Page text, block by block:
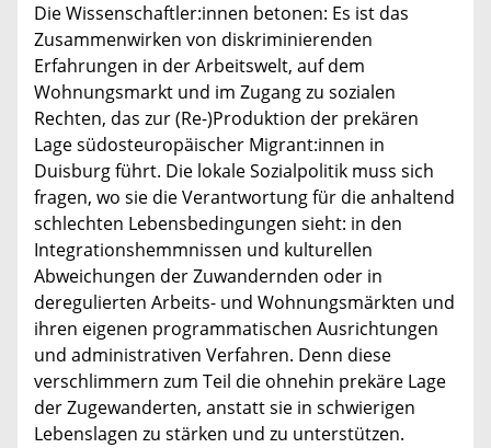
Die Wissenschaftler:innen betonen: Es ist das
Zusammenwirken von diskriminierenden
Erfahrungen in der Arbeitswelt, auf dem
Wohnungsmarkt und im Zugang zu sozialen
Rechten, das zur (Re-)Produktion der prekären
Lage südosteuropäischer Migrant:innen in
Duisburg führt. Die lokale Sozialpolitik muss sich
fragen, wo sie die Verantwortung für die anhaltend
schlechten Lebensbedingungen sieht: in den
Integrationshemmnissen und kulturellen
Abweichungen der Zuwandernden oder in
deregulierten Arbeits- und Wohnungsmärkten und
ihren eigenen programmatischen Ausrichtungen
und administrativen Verfahren. Denn diese
verschlimmern zum Teil die ohnehin prekäre Lage
der Zugewanderten, anstatt sie in schwierigen
Lebenslagen zu stärken und zu unterstützen.